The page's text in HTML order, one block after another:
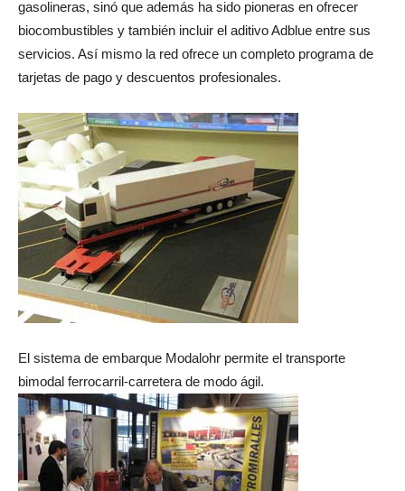
gasolineras, sinó que además ha sido pioneras en ofrecer
biocombustibles y también incluir el aditivo Adblue entre sus
servicios. Así mismo la red ofrece un completo programa de
tarjetas de pago y descuentos profesionales.
El sistema de embarque Modalohr permite el transporte
bimodal ferrocarril-carretera de modo ágil.